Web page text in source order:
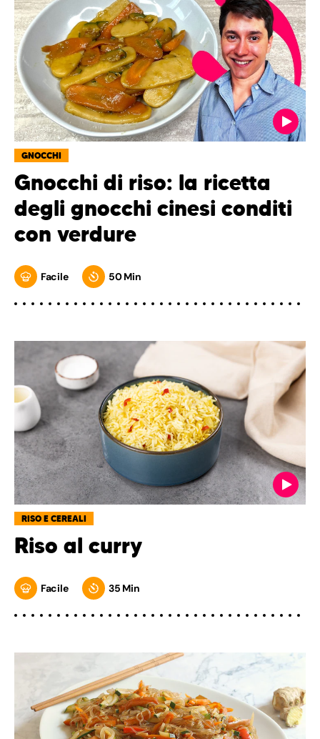
GNOCCHI
Gnocchi di riso: la ricetta
degli gnocchi cinesi conditi
con verdure
Facile 50 Min
RISO E CEREALI
Riso al curry
Facile 35 Min